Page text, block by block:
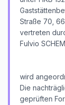
Straße 70,
vertreten
Fulvio
wird
Die
geprüften